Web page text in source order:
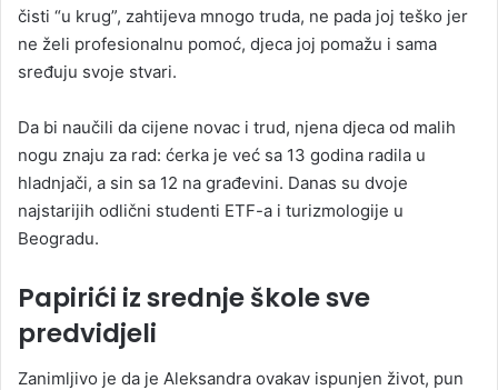
čisti “u krug”, zahtijeva mnogo truda, ne pada joj teško jer
ne želi profesionalnu pomoć, djeca joj pomažu i sama
sređuju svoje stvari.
Da bi naučili da cijene novac i trud, njena djeca od malih
nogu znaju za rad: ćerka je već sa 13 godina radila u
hladnjači, a sin sa 12 na građevini. Danas su dvoje
najstarijih odlični studenti ETF-a i turizmologije u
Beogradu.
Papirići iz srednje škole sve
predvidjeli
Zanimljivo je da je Aleksandra ovakav ispunjen život, pun